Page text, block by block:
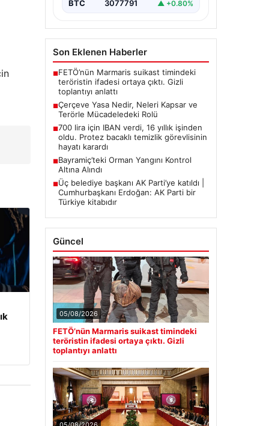
BTC 3077791 ▲ +0.80%
Son Eklenen Haberler
■FETÖ’nün Marmaris suikast timindeki
teröristin ifadesi ortaya çıktı. Gizli
toplantıyı anlattı
■Çerçeve Yasa Nedir, Neleri Kapsar ve
Terörle Mücadeledeki Rolü
■700 lira için IBAN verdi, 16 yıllık işinden
oldu. Protez bacaklı temizlik görevlisinin
hayatı karardı
■Bayramiç’teki Orman Yangını Kontrol
Altına Alındı
■Üç belediye başkanı AK Parti’ye katıldı |
Cumhurbaşkanı Erdoğan: AK Parti bir
Türkiye kitabıdır
Güncel
05/08/2026
FETÖ’nün Marmaris suikast timindeki
teröristin ifadesi ortaya çıktı. Gizli
toplantıyı anlattı